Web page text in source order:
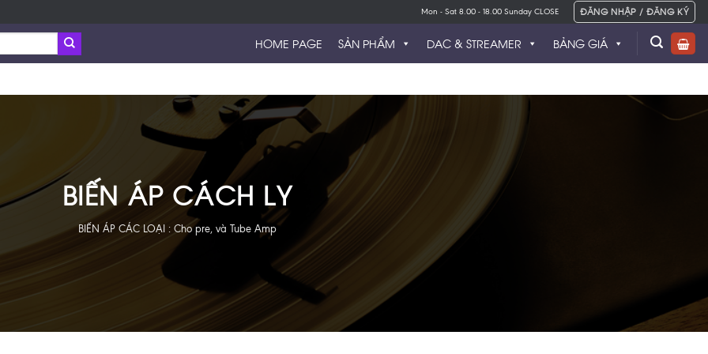
Mon - Sat 8.00 - 18.00 Sunday CLOSE ĐĂNG NHẬP / ĐĂNG KÝ
HOME PAGE SẢN PHẨM BẢNG GIÁ
DAC & STREAMER
BIẾN ÁP CÁCH LY
BIẾN ÁP CÁC LOẠI : Cho pre, và Tube Amp